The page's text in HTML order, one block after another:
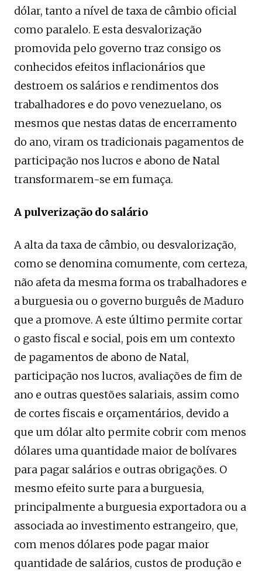
dólar, tanto a nível de taxa de câmbio oficial
como paralelo. E esta desvalorização
promovida pelo governo traz consigo os
conhecidos efeitos inflacionários que
destroem os salários e rendimentos dos
trabalhadores e do povo venezuelano, os
mesmos que nestas datas de encerramento
do ano, viram os tradicionais pagamentos de
participação nos lucros e abono de Natal
transformarem-se em fumaça.
A pulverização do salário
A alta da taxa de câmbio, ou desvalorização,
como se denomina comumente, com certeza,
não afeta da mesma forma os trabalhadores e
a burguesia ou o governo burguês de Maduro
que a promove. A este último permite cortar
o gasto fiscal e social, pois em um contexto
de pagamentos de abono de Natal,
participação nos lucros, avaliações de fim de
ano e outras questões salariais, assim como
de cortes fiscais e orçamentários, devido a
que um dólar alto permite cobrir com menos
dólares uma quantidade maior de bolívares
para pagar salários e outras obrigações. O
mesmo efeito surte para a burguesia,
principalmente a burguesia exportadora ou a
associada ao investimento estrangeiro, que,
com menos dólares pode pagar maior
quantidade de salários, custos de produção e